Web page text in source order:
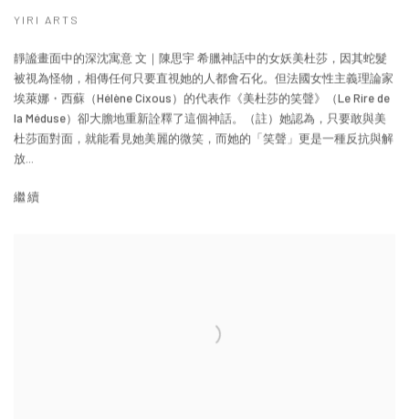
YIRI ARTS
靜謐畫面中的深沈寓意 文｜陳思宇 希臘神話中的女妖美杜莎，因其蛇髮
被視為怪物，相傳任何只要直視她的人都會石化。但法國女性主義理論家
埃萊娜・西蘇（Hélène Cixous）的代表作《美杜莎的笑聲》（Le Rire de
la Méduse）卻大膽地重新詮釋了這個神話。（註）她認為，只要敢與美
杜莎面對面，就能看見她美麗的微笑，而她的「笑聲」更是一種反抗與解
放...
繼續